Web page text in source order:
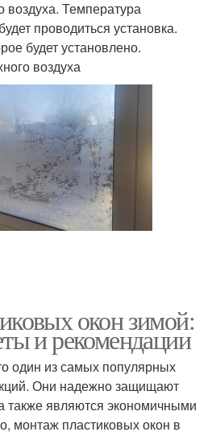
воздуха. Температура
проводиться установка.
будет установлено.
воздуха
окон зимой:
и рекомендации
один из самых популярных
Они надежно защищают
также являются экономичными
монтаж пластиковых окон в